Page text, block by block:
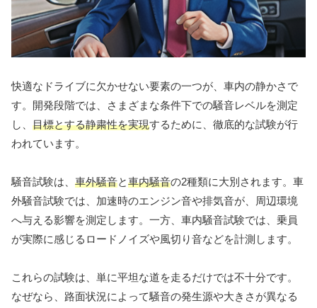
快適なドライブに欠かせない要素の一つが、車内の静かさで
す。開発段階では、さまざまな条件下での騒音レベルを測定
し、 目標とする静粛性を実現するために、徹底的な試験が行
われています。
騒音試験は、 車外騒音と車内騒音の2種類に大別されます。車
外騒音試験では、加速時のエンジン音や排気音が、周辺環境
へ与える影響を測定します。一方、車内騒音試験では、乗員
が実際に感じるロードノイズや風切り音などを計測します。
これらの試験は、単に平坦な道を走るだけでは不十分です。
なぜなら、路面状況によって騒音の発生源や大きさが異なる